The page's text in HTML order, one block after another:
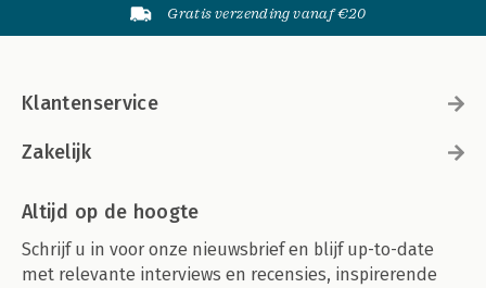
Gratis verzending vanaf €20
Klantenservice
Zakelijk
Altijd op de hoogte
Schrijf u in voor onze nieuwsbrief en blijf up-to-date
met relevante interviews en recensies, inspirerende